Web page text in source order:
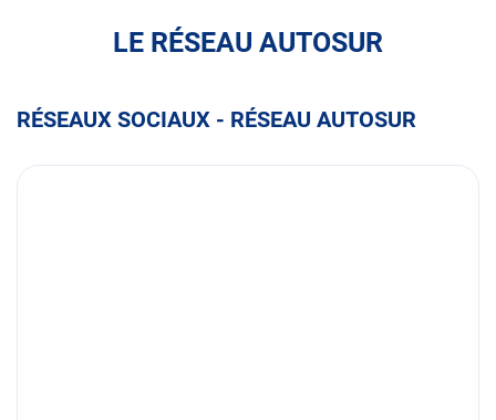
LE RÉSEAU AUTOSUR
RÉSEAUX SOCIAUX - RÉSEAU AUTOSUR